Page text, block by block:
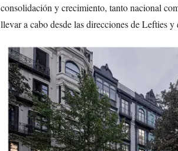
consolidación y crecimiento, tanto nacional
llevar a cabo desde las direcciones de Lefties y